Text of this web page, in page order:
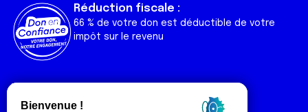
Réduction fiscale :
66 % de votre don est déductible de votre
impôt sur le revenu
Liens utiles
Nos actualités